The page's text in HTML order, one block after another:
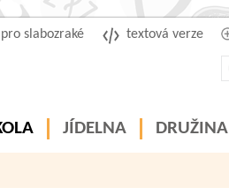
textová verze
slabozraké
JÍDELNA DRUŽINA